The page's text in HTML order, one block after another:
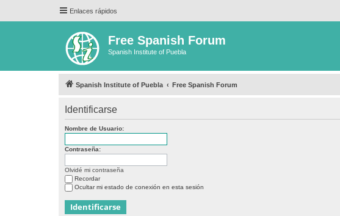
Enlaces rápidos
Free Spanish Forum
Spanish Institute of Puebla
Spanish Institute of Puebla Free Spanish Forum
Identificarse
Nombre de Usuario:
Contraseña:
Olvidé mi contraseña
Recordar
Ocultar mi estado de conexión en esta sesión